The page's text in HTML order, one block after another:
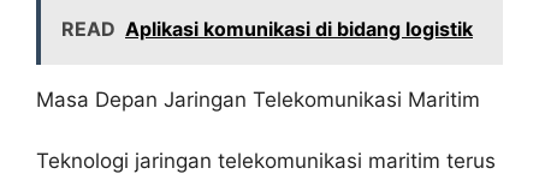
READ Aplikasi komunikasi di bidang logistik
Masa Depan Jaringan Telekomunikasi Maritim
Teknologi jaringan telekomunikasi maritim terus